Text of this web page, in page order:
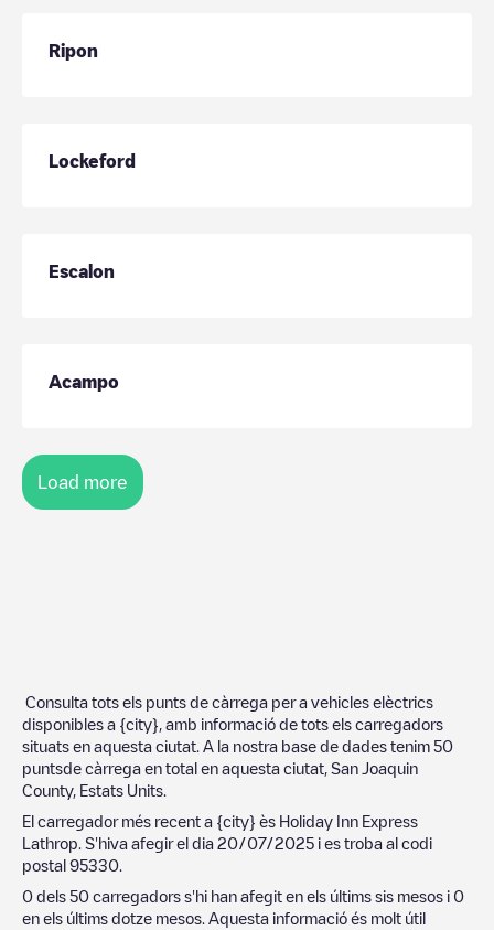
Ripon
Lockeford
Escalon
Acampo
Load more
Consulta tots els punts de càrrega per a vehicles elèctrics
disponibles a {city} , amb informació de tots els carregadors
situats en aquesta ciutat. A la nostra base de dades tenim 50
puntsde càrrega en total en aquesta ciutat, San Joaquin
County, Estats Units
El carregador més recent a {city} ès Holiday Inn Express
Lathrop . S'hiva afegir el dia 20/07/2025 i es troba al codi
postal 95330
0 dels 50 carregadors s'hi han afegit en els últims sis mesos i 0
en els últims dotze mesos. Aquesta informació és molt útil